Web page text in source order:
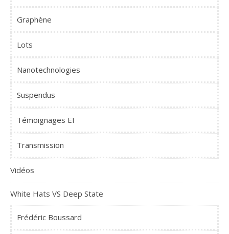
Graphène
Lots
Nanotechnologies
Suspendus
Témoignages EI
Transmission
Vidéos
White Hats VS Deep State
Frédéric Boussard